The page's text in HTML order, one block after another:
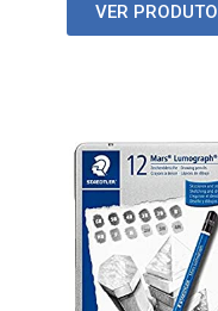
VER PRODUTO